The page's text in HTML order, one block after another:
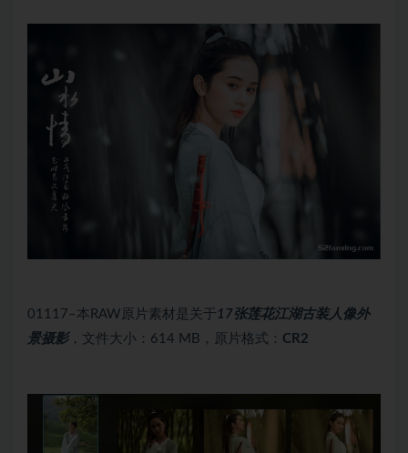
01117–本RAW原片素材是关于 17张莲花江湖古装人像外
景摄影，文件大小：614 MB，原片格式： CR2